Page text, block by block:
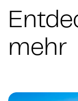
mehr